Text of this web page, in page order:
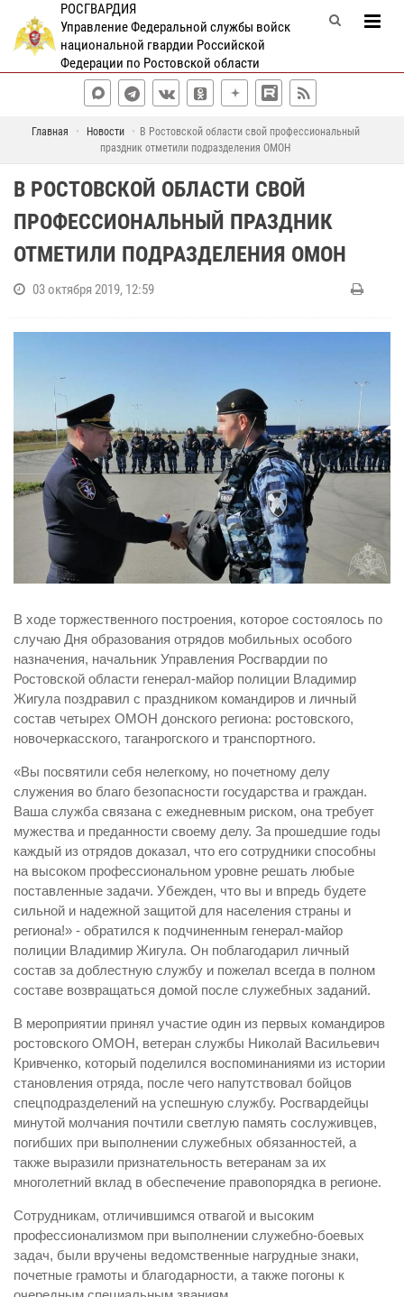
РОСГВАРДИЯ
Управление Федеральной службы войск
национальной гвардии Российской
Федерации по Ростовской области
Главная Новости
В Ростовской области свой профессиональный
праздник отметили подразделения ОМОН
В РОСТОВСКОЙ ОБЛАСТИ СВОЙ
ПРОФЕССИОНАЛЬНЫЙ ПРАЗДНИК
ОТМЕТИЛИ ПОДРАЗДЕЛЕНИЯ ОМОН
03 октября 2019, 12:59
В ходе торжественного построения, которое состоялось по
случаю Дня образования отрядов мобильных особого
назначения, начальник Управления Росгвардии по
Ростовской области генерал-майор полиции Владимир
Жигула поздравил с праздником командиров и личный
состав четырех ОМОН донского региона: ростовского,
новочеркасского, таганрогского и транспортного.
«Вы посвятили себя нелегкому, но почетному делу
служения во благо безопасности государства и граждан.
Ваша служба связана с ежедневным риском, она требует
мужества и преданности своему делу. За прошедшие годы
каждый из отрядов доказал, что его сотрудники способны
на высоком профессиональном уровне решать любые
поставленные задачи. Убежден, что вы и впредь будете
сильной и надежной защитой для населения страны и
региона!» - обратился к подчиненным генерал-майор
полиции Владимир Жигула. Он поблагодарил личный
состав за доблестную службу и пожелал всегда в полном
составе возвращаться домой после служебных заданий.
В мероприятии принял участие один из первых командиров
ростовского ОМОН, ветеран службы Николай Васильевич
Кривченко, который поделился воспоминаниями из истории
становления отряда, после чего напутствовал бойцов
спецподразделений на успешную службу. Росгвардейцы
минутой молчания почтили светлую память сослуживцев,
погибших при выполнении служебных обязанностей, а
также выразили признательность ветеранам за их
многолетний вклад в обеспечение правопорядка в регионе.
Сотрудникам, отличившимся отвагой и высоким
профессионализмом при выполнении служебно-боевых
задач, были вручены ведомственные нагрудные знаки,
почетные грамоты и благодарности, а также погоны к